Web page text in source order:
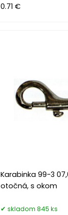
0.71 €
Karabinka 99-3
otočná, s okom
skladom 845 ks